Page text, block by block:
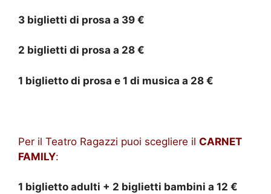
3 biglietti di prosa a 39 €
2 biglietti di prosa a 28 €
1 biglietto di prosa e 1 di musica a 28 €
Per il Teatro Ragazzi puoi scegliere il CARNET
FAMILY:
1 biglietto adulti + 2 biglietti bambini a 12 €